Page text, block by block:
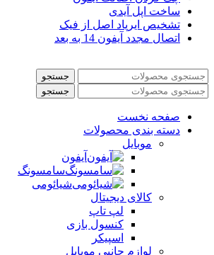
ساخت اپل آیدی
تشخیص ایرپاد اصل از فیک
اتصال مجدد آیفون 14 به بعد
جستجو
جستجو
صفحه نخست
دسته بندی محصولات
موبایل
آیفون
سامسونگ
شیائومی
کالای دیجیتال
لپ تاپ
کنسول بازی
اسپیکر
لوازم جانبی موبایل